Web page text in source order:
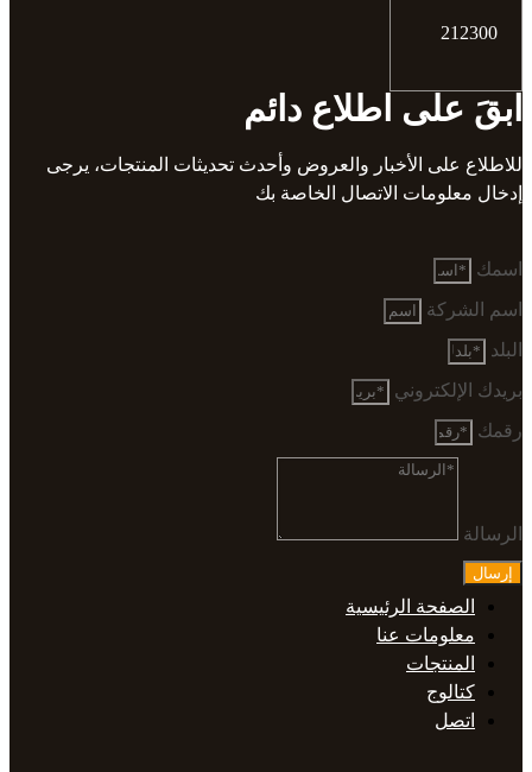
212300
ابقَ على اطلاع دائم
للاطلاع على الأخبار والعروض وأحدث تحديثات المنتجات، يرجى
إدخال معلومات الاتصال الخاصة بك
اسمك
اسم الشركة
البلد
بريدك الإلكتروني
رقمك
الرسالة
إرسال
الصفحة الرئيسية
معلومات عنا
المنتجات
كتالوج
اتصل